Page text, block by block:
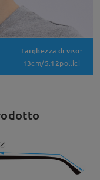
Larghezza di viso:
13cm/5.12pollici